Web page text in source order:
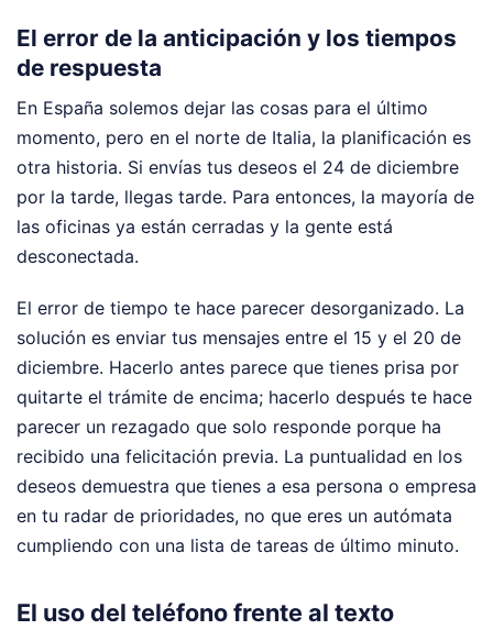
El error de la anticipación y los tiempos
de respuesta
En España solemos dejar las cosas para el último
momento, pero en el norte de Italia, la planificación es
otra historia. Si envías tus deseos el 24 de diciembre
por la tarde, llegas tarde. Para entonces, la mayoría de
las oficinas ya están cerradas y la gente está
desconectada.
El error de tiempo te hace parecer desorganizado. La
solución es enviar tus mensajes entre el 15 y el 20 de
diciembre. Hacerlo antes parece que tienes prisa por
quitarte el trámite de encima; hacerlo después te hace
parecer un rezagado que solo responde porque ha
recibido una felicitación previa. La puntualidad en los
deseos demuestra que tienes a esa persona o empresa
en tu radar de prioridades, no que eres un autómata
cumpliendo con una lista de tareas de último minuto.
El uso del teléfono frente al texto